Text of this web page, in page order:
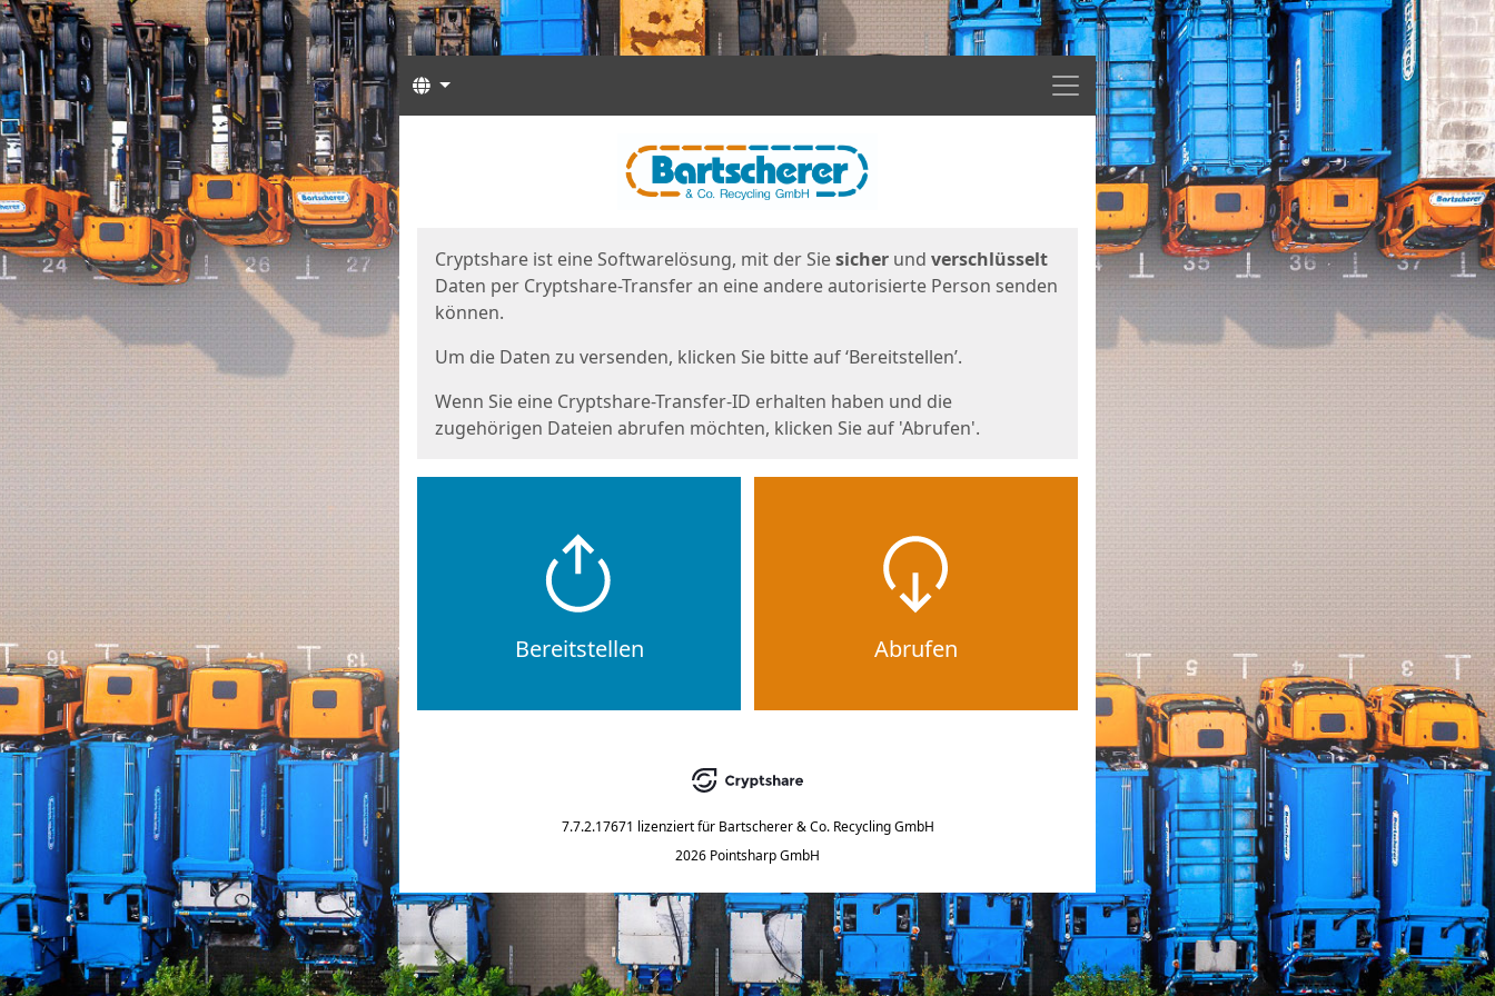
Menü
Sprachen
Cryptshare ist eine Softwarelösung, mit der Siesicher und verschlüsselt
Daten per Cryptshare-Transfer an eine andere autorisierte Person senden
können.
Um die Daten zu versenden, klicken Sie bitte auf ‘Bereitstellen’.
Wenn Sie eine Cryptshare-Transfer-ID erhalten haben und die
zugehörigen Dateien abrufen möchten, klicken Sie auf 'Abrufen'.
Bereitstellen Abrufen
7.7.2.17671 lizenziert für Bartscherer & Co. Recycling GmbH
2026 Pointsharp GmbH